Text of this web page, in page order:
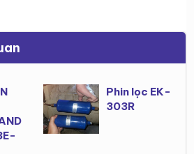
Phin lọc EK-
303R